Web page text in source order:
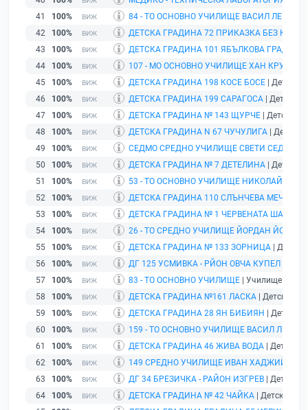
41
100% 84 - ТО ОСНОВНО УЧИЛИЩЕ ВАСИЛ ЛЕВСКИ
42
100% ДЕТСКА ГРАДИНА 72 ПРИКАЗКА БЕЗ КРАЙ
43
100% ДЕТСКА ГРАДИНА 101 ЯБЪЛКОВА ГРАДИНА
44
100% 107 - МО ОСНОВНО УЧИЛИЩЕ ХАН КРУМ
45
100% ДЕТСКА ГРАДИНА 198 КОСЕ БОСЕ | Детска
46
100% ДЕТСКА ГРАДИНА 199 САРАГОСА | Детска
47
100% ДЕТСКА ГРАДИНА № 143 ЩУРЧЕ | Детска
48
100% ДЕТСКА ГРАДИНА N 67 ЧУЧУЛИГА | Детска
49
100%
СЕДМО СРЕДНО УЧИЛИЩЕ СВЕТИ
50
100% ДЕТСКА ГРАДИНА № 7 ДЕТЕЛИНА | Детска
51
100%
53 - ТО ОСНОВНО УЧИЛИЩЕ НИКОЛАЙ
52
100% ДЕТСКА ГРАДИНА 110 СЛЪНЧЕВА МЕЧТА
53
100%
ДЕТСКА ГРАДИНА № 1 ЧЕРВЕНАТА
54
100% 26 - ТО СРЕДНО УЧИЛИЩЕ ЙОРДАН ЙОВКОВ
55
100% ДЕТСКА ГРАДИНА № 133 ЗОРНИЦА |
56
100% ДГ 125 УСМИВКА - РЙОН ОВЧА КУПЕЛ
57
100% 83 - ТО ОСНОВНО УЧИЛИЩЕ | Училище | гр.
58
100% ДЕТСКА ГРАДИНА №161 ЛАСКА | Детска
59
100% ДЕТСКА ГРАДИНА 28 ЯН БИБИЯН
| Детска
60
100%
159 - ТО ОСНОВНО УЧИЛИЩЕ ВАСИЛ ЛЕВСКИ
61
100% ДЕТСКА ГРАДИНА 46 ЖИВА ВОДА | Детска
62
100% 149 СРЕДНО УЧИЛИЩЕ ИВАН ХАДЖИЙСКИ
63
100% ДГ 34 БРЕЗИЧКА - РАЙОН ИЗГРЕВ | Детска
64
100% ДЕТСКА ГРАДИНА № 42 ЧАЙКА | Детска